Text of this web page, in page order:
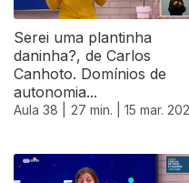
Serei uma plantinha
daninha?, de Carlos
Canhoto. Domínios de
autonomia...
Aula 38 | 27 min. | 15 mar.